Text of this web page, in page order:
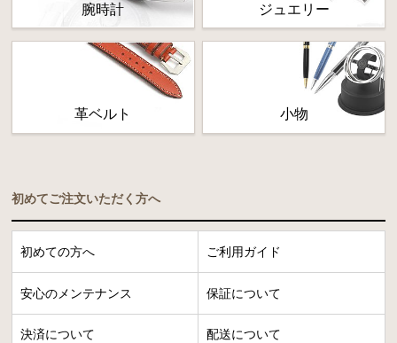
腕時計 ジュエリー
革ベルト 小物
初めてご注文いただく方へ
初めての方へ ご利用ガイド
安心のメンテナンス 保証について
決済について 配送について